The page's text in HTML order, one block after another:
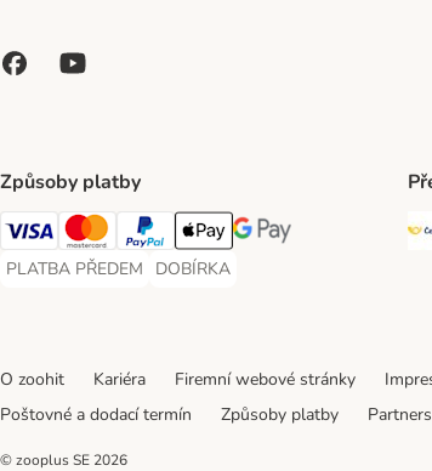
Způsoby platby
Visa Payment Method
Mastercard Payment Method
PayPal Payment Method
Apple pay Payment Method
GooglePay Payment
PLATBA PŘEDEM
PLATBA PŘEDEM Payment Method
DOBÍRKA
DOBÍRKA Payment Method
O zoohit Kariéra Firemní webové stránky
Poštovné a dodací termín
Způsoby platby
© zooplus SE 2026